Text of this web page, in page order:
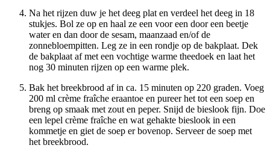
Na het rijzen duw je het deeg plat en verdeel het deeg in 18
stukjes. Bol ze op en haal ze een voor een door een beetje
water en dan door de sesam, maanzaad en/of de
zonnebloempitten. Leg ze in een rondje op de bakplaat. Dek
de bakplaat af met een vochtige warme theedoek en laat het
nog 30 minuten rijzen op een warme plek.
Bak het breekbrood af in ca. 15 minuten op 220 graden. Voeg
200 ml crème fraîche eraantoe en pureer het tot een soep en
breng op smaak met zout en peper. Snijd de bieslook fijn. Doe
een lepel crème fraîche en wat gehakte bieslook in een
kommetje en giet de soep er bovenop. Serveer de soep met
het breekbrood.